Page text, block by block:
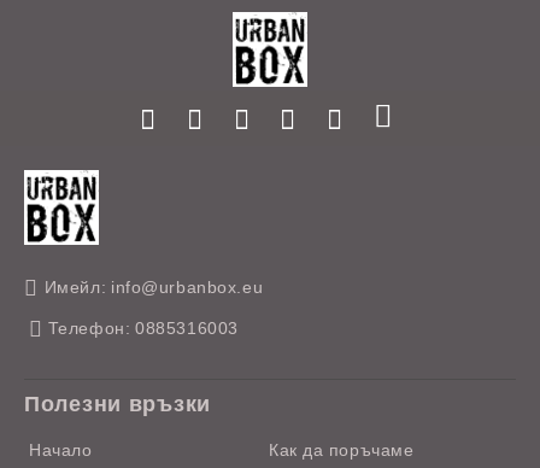
Имейл: info@urbanbox.eu
Телефон: 0885316003
Полезни връзки
Начало
Как да поръчаме